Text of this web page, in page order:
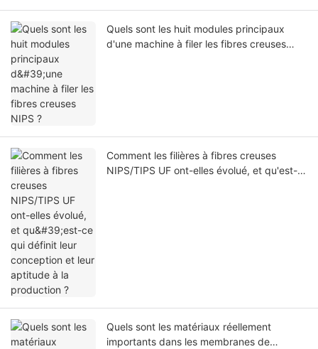
Quels sont les huit modules principaux
d'une machine à filer les fibres creuses
Comment les filières à fibres creuses
NIPS/TIPS UF ont-elles évolué, et qu'est-
Quels sont les matériaux réellement
importants dans les membranes de